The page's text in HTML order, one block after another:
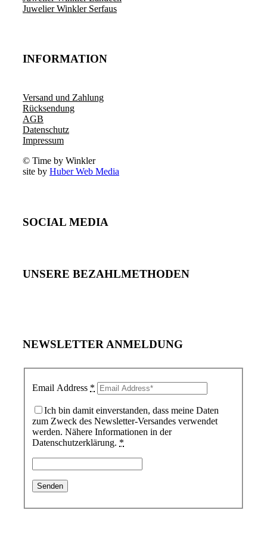
Juwelier Winkler Serfaus
INFORMATION
Versand und Zahlung
Rücksendung
AGB
Datenschutz
Impressum
© Time by Winkler
site by Huber Web Media
SOCIAL MEDIA
UNSERE BEZAHLMETHODEN
NEWSLETTER ANMELDUNG
Email Address *
Ich bin damit einverstanden, dass meine Daten
zum Zweck des Newsletter-Versandes verwendet
werden. Nähere Informationen in der
Datenschutzerklärung. *